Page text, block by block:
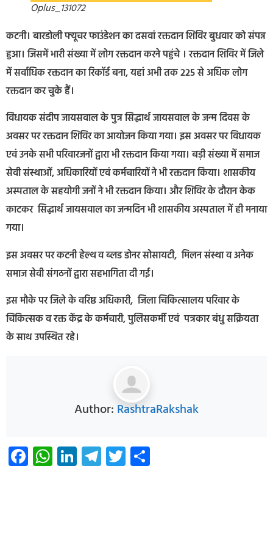
Oplus_131072
कटनी। बारडोली फ्यूचर फाउंडेशन का दसवां रक्तदान शिविर बुधवार को संपन्न
हुआ। जिसमें भारी संख्या में लोग रक्तदान करने पहुंचे । रक्तदान शिविर में जिले
में सर्वाधिक रक्तदान का रिकॉर्ड बना, यहां अभी तक 225 से अधिक लोग
रक्तदान कर चुके हैं।
विधायक संदीप जायसवाल के पुत्र सिद्धार्थ जायसवाल के जन्म दिवस के
अवसर पर रक्तदान शिविर का आयोजन किया गया। इस अवसर पर विधायक
एवं उनके सभी परिवारजनों द्वारा भी रक्तदान किया गया। बड़ी संख्या में समाज
सेवी संस्थाओं, अधिकारियों एवं कर्मचारियों ने भी रक्तदान किया। शासकीय
अस्पताल के सहयोगी जनों ने भी रक्तदान किया। और शिविर के दौरान केक
काटकर सिद्धार्थ जायसवाल का जन्मदिन भी शासकीय अस्पताल में ही मनाया
गया।
इस अवसर पर कटनी हेल्थ व ब्लड डोनर सोसायटी, मिलन संस्था व अनेक
समाज सेवी संगठनों द्वारा सहभागिता दी गई।
इस मौके पर जिले के वरिष्ठ अधिकारी, जिला चिकित्सालय परिवार के
चिकित्सक व रक्त केंद्र के कर्मचारी, पुलिसकर्मी एवं पत्रकार बंधु सक्रियता
के साथ उपस्थित रहे।
Author: RashtraRakshak
Facebook
WhatsApp
LinkedIn
Telegram
Twitter